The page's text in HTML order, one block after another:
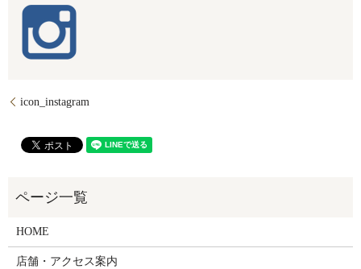
icon_instagram
HOME
店舗・アクセス案内